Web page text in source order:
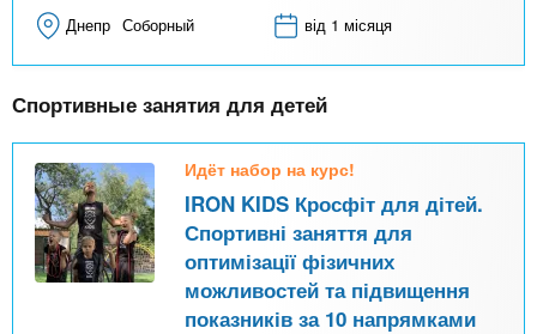
Днепр Соборный від 1 місяця
Спортивные занятия для детей
Идёт набор на курс!
IRON KIDS Кросфіт для дітей.
Спортивні заняття для
оптимізації фізичних
можливостей та підвищення
показників за 10 напрямками